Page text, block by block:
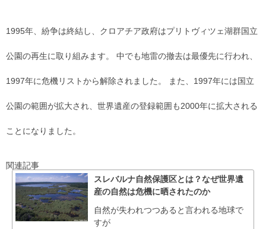
1995年、紛争は終結し、クロアチア政府はプリトヴィツェ湖群国立
公園の再生に取り組みます。 中でも地雷の撤去は最優先に行われ、
1997年に危機リストから解除されました。 また、1997年には国立
公園の範囲が拡大され、世界遺産の登録範囲も2000年に拡大される
ことになりました。
関連記事
スレバルナ自然保護区とは？なぜ世界遺
産の自然は危機に晒されたのか
自然が失われつつあると言われる地球で
すが